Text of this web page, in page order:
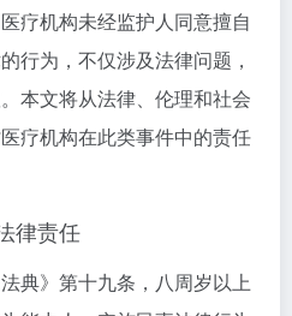
疗机构未经监护人同意擅自
行为，不仅涉及法律问题，
本文将从法律、伦理和社会
疗机构在此类事件中的责任
律责任
典》第十九条，八周岁以上